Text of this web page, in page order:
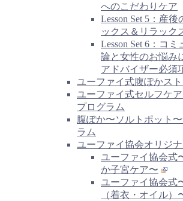
へのこだわりケア
Lesson Set 5：産
ックス＆リラック
Lesson Set 6：コ
論と女性のお悩み
アドバイザー必須
ユーファイ式腹ぽかス
ユーファイ式セルフケ
プログラム
腹ぽか〜ソルトポット
ラム
ユーファイ協会オリジ
ユーファイ協会式
か子宮ケア〜
ユーファイ協会式
（着衣・オイル）